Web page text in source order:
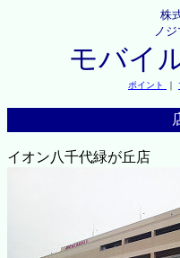
株
ノ
モバイ
ポイント ｜
イオン八千代緑が丘店